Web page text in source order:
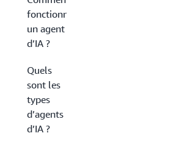
fonctionne
un agent
d’IA ?
Quels
sont les
types
d’agents
d’IA ?